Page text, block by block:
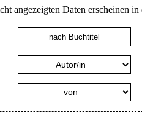
angezeigten Daten erscheinen
nach Buchtitel